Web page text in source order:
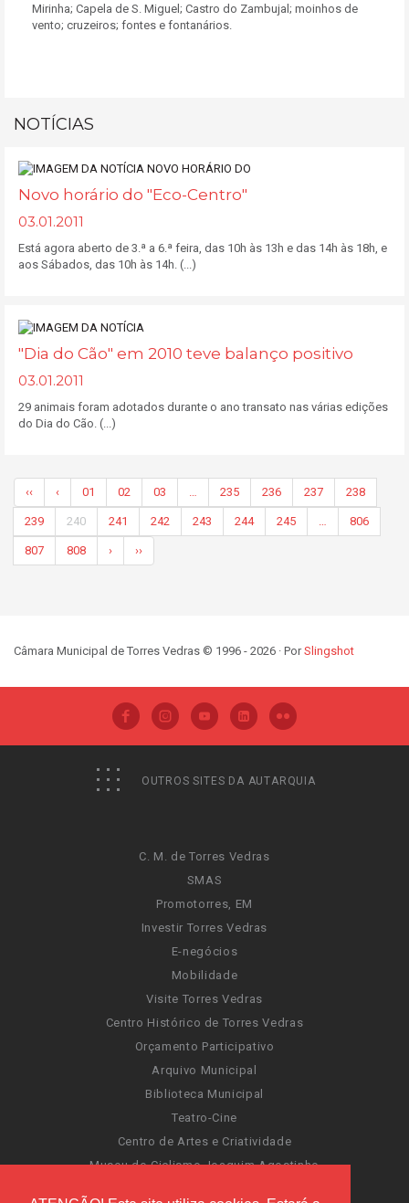
Mirinha; Capela de S. Miguel; Castro do Zambujal; moinhos de
vento; cruzeiros; fontes e fontanários.
NOTÍCIAS
Novo horário do "Eco-Centro"
03.01.2011
Está agora aberto de 3.ª a 6.ª feira, das 10h às 13h e das 14h às 18h, e
aos Sábados, das 10h às 14h. (...)
"Dia do Cão" em 2010 teve balanço positivo
03.01.2011
29 animais foram adotados durante o ano transato nas várias edições
do Dia do Cão. (...)
‹‹ ‹ 01 02 03 235 236 237 238
239 240 241 242 243 244 245 806
807 808 › ››
Câmara Municipal de Torres Vedras © 1996 - 2026 · PorSlingshot
OUTROS SITES DA AUTARQUIA
C. M. de Torres Vedras
SMAS
Promotorres, EM
Investir Torres Vedras
E-negócios
Mobilidade
Visite Torres Vedras
Centro Histórico de Torres Vedras
Orçamento Participativo
Arquivo Municipal
Biblioteca Municipal
Teatro-Cine
Centro de Artes e Criatividade
Museu do Ciclismo Joaquim Agostinho